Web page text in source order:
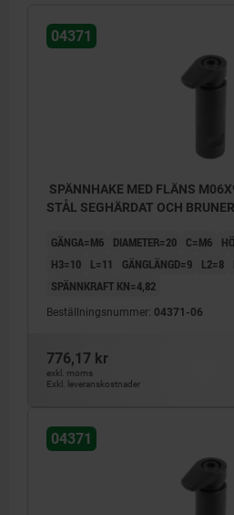
04371
SPÄNNHAKE MED FLÄNS
STÅL SEGHÄRDAT OCH
GÄNGA=M6 DIAMETER=20 C=M6
H3=10
L=11 GÄNGLÄNGD=9 L2=8
SPÄNNKRAFT KN=4,82
Beställningsnummer: 04371-06
776,17 kr
exkl. moms
Exkl. leveranskostnader
04371